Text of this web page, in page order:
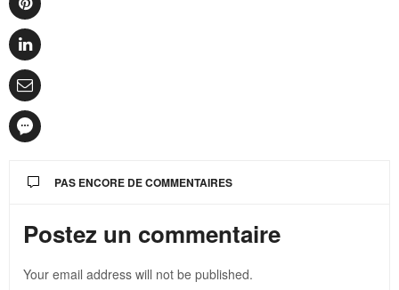
PAS ENCORE DE COMMENTAIRES
Postez un commentaire
Your email address will not be published.